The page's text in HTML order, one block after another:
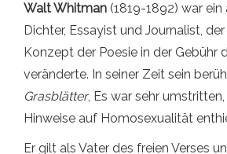
Walt Whitman (1819-1892) war
Dichter, Essayist und Journalist,
Konzept der Poesie in der Gebühr
veränderte. In seiner Zeit sein
Grasblätter, Es war sehr
Hinweise auf Homosexualität
Er gilt als Vater des freien Verses